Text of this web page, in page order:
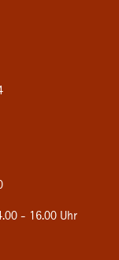
- 16.00 Uhr